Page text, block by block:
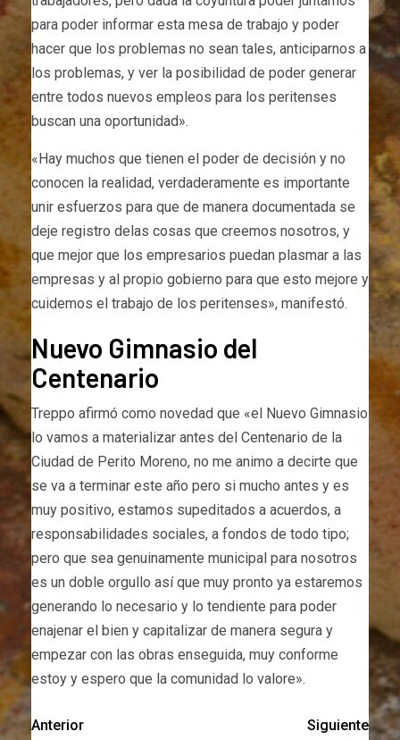
para poder informar esta mesa de trabajo y poder
hacer que los problemas no sean tales, anticiparnos a
los problemas, y ver la posibilidad de poder generar
entre todos nuevos empleos para los peritenses
buscan una oportunidad».
«Hay muchos que tienen el poder de decisión y no
conocen la realidad, verdaderamente es importante
unir esfuerzos para que de manera documentada se
deje registro delas cosas que creemos nosotros, y
que mejor que los empresarios puedan plasmar a las
empresas y al propio gobierno para que esto mejore y
cuidemos el trabajo de los peritenses», manifestó.
Nuevo Gimnasio del
Centenario
Treppo afirmó como novedad que «el Nuevo Gimnasio
lo vamos a materializar antes del Centenario de la
Ciudad de Perito Moreno, no me animo a decirte que
se va a terminar este año pero si mucho antes y es
muy positivo, estamos supeditados a acuerdos, a
responsabilidades sociales, a fondos de todo tipo;
pero que sea genuinamente municipal para nosotros
es un doble orgullo así que muy pronto ya estaremos
generando lo necesario y lo tendiente para poder
enajenar el bien y capitalizar de manera segura y
empezar con las obras enseguida, muy conforme
estoy y espero que la comunidad lo valore».
Anterior
Siguiente